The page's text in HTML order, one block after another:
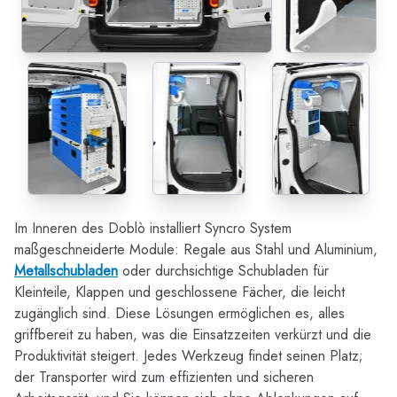
Im Inneren des Doblò installiert Syncro System
maßgeschneiderte Module: Regale aus Stahl und Aluminium,
Metallschubladen oder durchsichtige Schubladen für
Kleinteile, Klappen und geschlossene Fächer, die leicht
zugänglich sind. Diese Lösungen ermöglichen es, alles
griffbereit zu haben, was die Einsatzzeiten verkürzt und die
Produktivität steigert. Jedes Werkzeug findet seinen Platz;
der Transporter wird zum effizienten und sicheren